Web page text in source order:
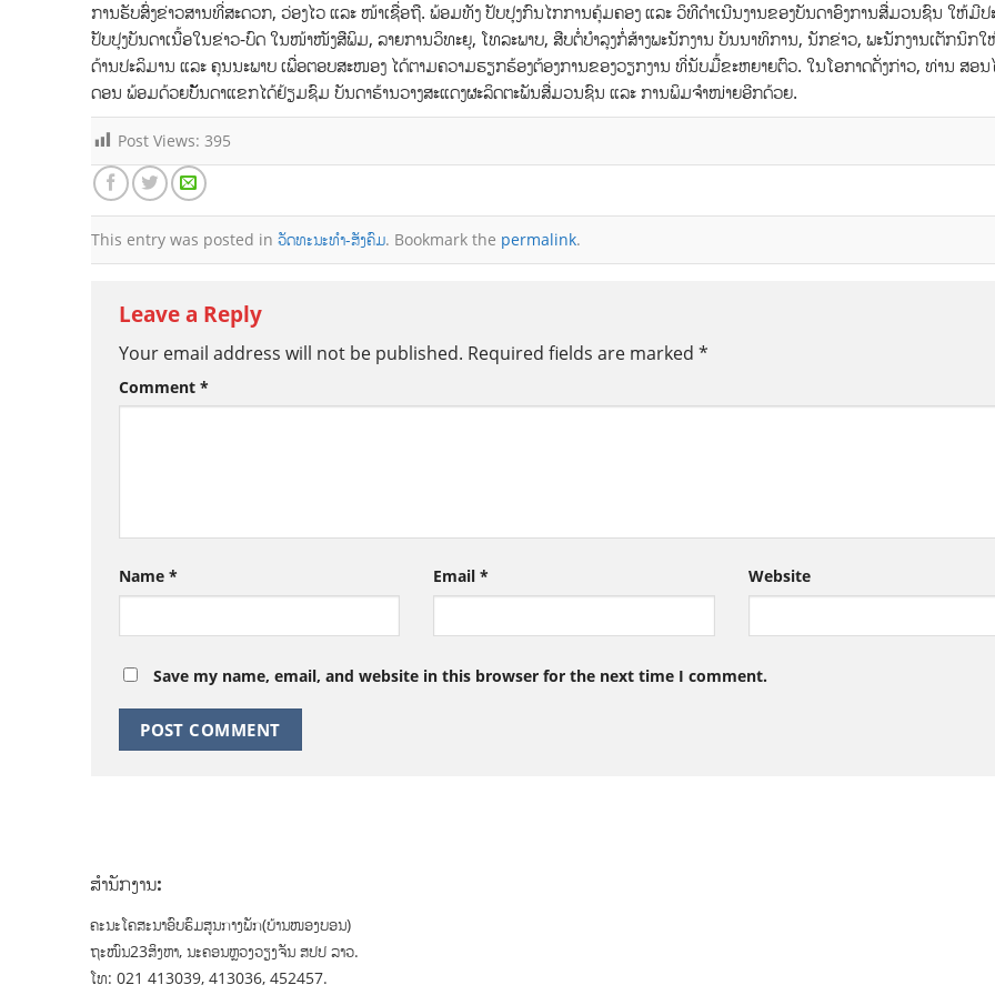
ການຮັບສົ່ງຂ່າວສານທີ່ສະດວກ, ວ່ອງໄວ ແລະ ໜ້າເຊື່ອຖື. ພ້ອມທັງ ປັບປຸງກົນໄກການຄຸ້ມຄອງ ແລະ ວິທີດຳເນີນງານຂອງບັນດາອົງການສື່ມວນຊົນ ໃຫ້ມີ
ປັບປຸງບັນດາເນື້ອໃນຂ່າວ-ບົດ ໃນໜ້າໜັງສືພິມ, ລາຍການວິທະຍຸ, ໂທລະພາບ, ສືບຕໍ່ບຳລຸງກໍ່ສ້າງພະນັກງານ ບັນນາທິການ, ນັກຂ່າວ, ພະນັກງານເຕັກນິກໃ
ດ້ານປະລິມານ ແລະ ຄຸນນະພາບ ເພື່ອຕອບສະໜອງ ໄດ້ຕາມຄວາມຮຽກຮ້ອງຕ້ອງການຂອງວຽກງານ ທີ່ນັບມື້ຂະຫຍາຍຕົວ. ໃນໂອກາດດັ່ງກ່າວ,​ ທ່ານ ສອ
ດອນ ພ້ອມດ້ວຍບັັັນດາແຂກໄດ້ຢ້ຽມຊົມ ບັນດາຮ້ານວາງສະແດງຜະລິດຕະພັນສື່ມວນຊົນ ແລະ ການພິມຈຳໜ່າຍອີກດ້ວຍ.
Post Views: 395
This entry was posted in ວັດທະນະທຳ-ສັງຄົມ. Bookmark the permalink.
Leave a Reply
Your email address will not be published. Required fields are marked *
Comment *
Name * Email* Website
Save my name, email, and website in this browser for the next time I comment.
ສຳນັກງານ:
ຄະນະໂຄສະນາອົບຮົມສູນກາງພັກ(ບ້ານໜອງບອນ)
ຖະໜົນ23ສິງຫາ, ນະຄອນຫຼວງວຽງຈັນ ສປປ ລາວ.
ໂທ: 021 413039, 413036, 452457.